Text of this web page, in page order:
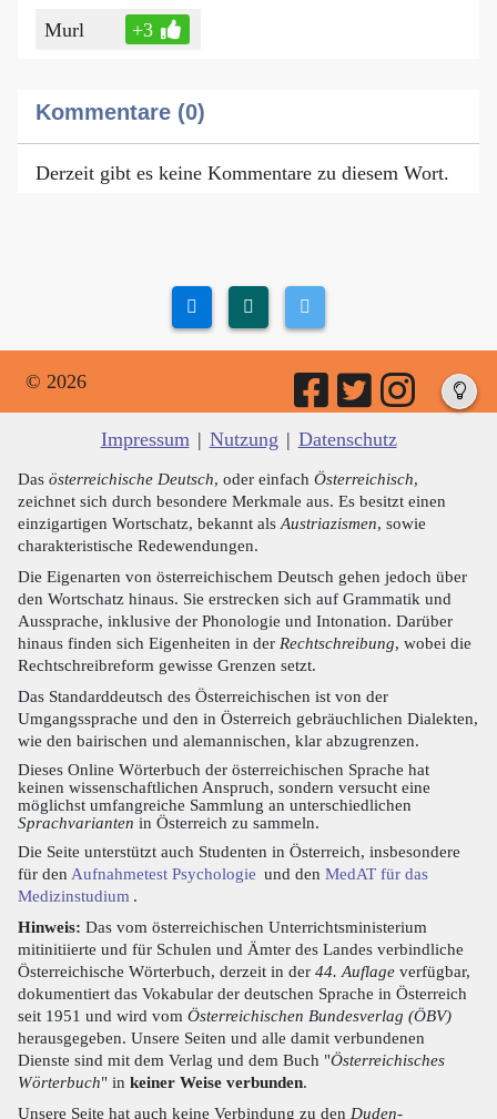
Murl +3
Kommentare (0)
Derzeit gibt es keine Kommentare zu diesem Wort.
© 2026
Impressum | Nutzung | Datenschutz
Das österreichische Deutsch, oder einfach Österreichisch,
zeichnet sich durch besondere Merkmale aus. Es besitzt einen
einzigartigen Wortschatz, bekannt als Austriazismen, sowie
charakteristische Redewendungen.
Die Eigenarten von österreichischem Deutsch gehen jedoch über
den Wortschatz hinaus. Sie erstrecken sich auf Grammatik und
Aussprache, inklusive der Phonologie und Intonation. Darüber
hinaus finden sich Eigenheiten in der Rechtschreibung, wobei die
Rechtschreibreform gewisse Grenzen setzt.
Das Standarddeutsch des Österreichischen ist von der
Umgangssprache und den in Österreich gebräuchlichen Dialekten,
wie den bairischen und alemannischen, klar abzugrenzen.
Dieses Online Wörterbuch der österreichischen Sprache hat
keinen wissenschaftlichen Anspruch, sondern versucht eine
möglichst umfangreiche Sammlung an unterschiedlichen
Sprachvarianten in Österreich zu sammeln.
Die Seite unterstützt auch Studenten in Österreich, insbesondere
für den Aufnahmetest Psychologie und den MedAT für das
Medizinstudium .
Hinweis: Das vom österreichischen Unterrichtsministerium
mitinitiierte und für Schulen und Ämter des Landes verbindliche
Österreichische Wörterbuch, derzeit in der 44. Auflage verfügbar,
dokumentiert das Vokabular der deutschen Sprache in Österreich
seit 1951 und wird vom Österreichischen Bundesverlag (ÖBV)
herausgegeben. Unsere Seiten und alle damit verbundenen
Dienste sind mit dem Verlag und dem Buch "Österreichisches
Wörterbuch" in keiner Weise verbunden.
Unsere Seite hat auch keine Verbindung zu den Duden-